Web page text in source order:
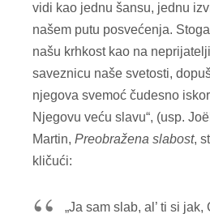
vidi kao jednu šansu, jednu
našem putu posvećenja.
našu krhkost kao na
saveznicu naše svetosti,
njegova svemoć čudesno
Njegovu veću slavu“, (usp.
Martin, Preobražena slabost,
kličući:
„Ja sam slab, al’ ti si